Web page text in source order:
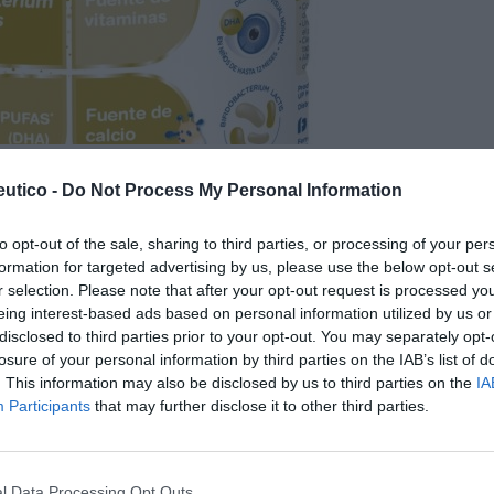
- Do Not Process My Personal Information
opt-out of the sale, sharing to third parties, or processing of your
for targeted advertising by us, please use the below opt-out
selection. Please note that after your opt-out request is processed
interest-based ads based on personal information utilized by us
to third parties prior to your opt-out. You may separately
of your personal information by third parties on the IAB’s list of
This information may also be disclosed by us to third parties on the
Participants that may further disclose it to other third parties.
fórmula infantil más
Plus
2018
nueva fórmula mejorada de Novalac, a la que se
leche materna, como simbióticos (prebióticos –
lactis–), ácidos grasos de cadena larga
solidaria de Novalac y la
para ayudar a lactantes y niños